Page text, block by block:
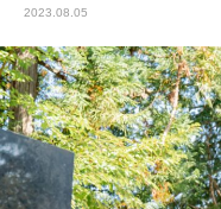
2023.08.05